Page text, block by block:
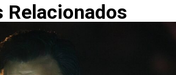
Relacionados